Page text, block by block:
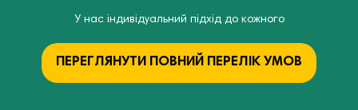
У нас індивідуальний підхід до кожного
ПЕРЕГЛЯНУТИ ПОВНИЙ ПЕРЕЛІК УМОВ